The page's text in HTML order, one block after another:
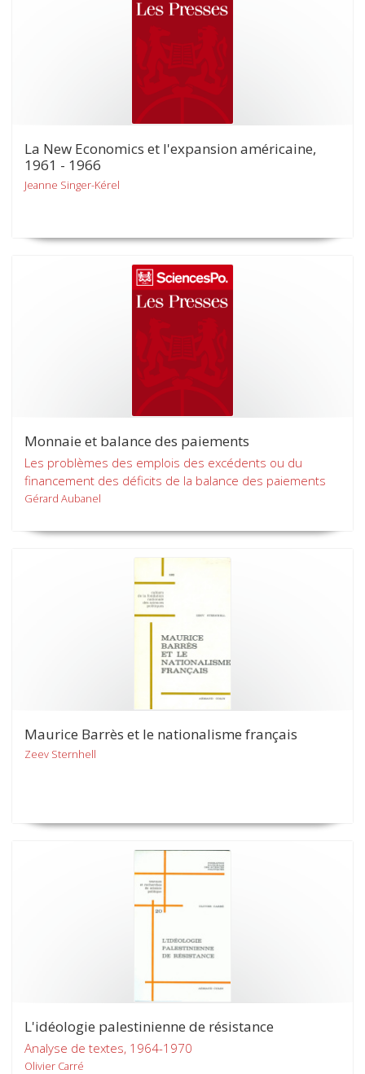
La New Economics et l'expansion américaine,
1961 - 1966
Jeanne Singer-Kérel
Monnaie et balance des paiements
Les problèmes des emplois des excédents ou du
financement des déficits de la balance des paiements
Gérard Aubanel
Maurice Barrès et le nationalisme français
Zeev Sternhell
L'idéologie palestinienne de résistance
Analyse de textes, 1964-1970
Olivier Carré